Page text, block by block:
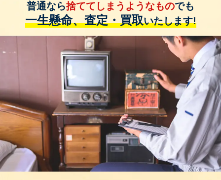
普通なら捨ててしまうようなものでも
一生懸命、査定・買取いたします!